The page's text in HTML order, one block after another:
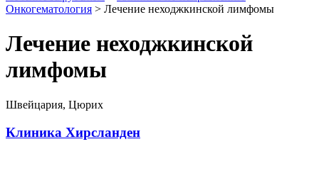
Онкогематология > Лечение неходжкинской лимфомы
Лечение неходжкинской
лимфомы
Швейцария, Цюрих
Клиника Хирсланден